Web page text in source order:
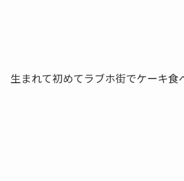
生まれて初めてラブホ街でケーキ食